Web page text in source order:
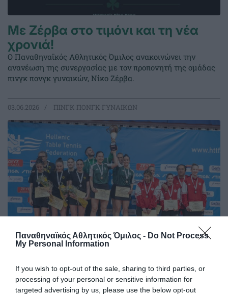
Παναθηναϊκός Αθλητικός Όμιλος - Do Not Process
My Personal Information
If you wish to opt-out of the sale, sharing to third parties, or
processing of your personal or sensitive information for
targeted advertising by us, please use the below opt-out
Με Ζέρβα στο τιμόνι και τη νέα
χρονιά!
Ο Παναθηναϊκός Αθλητικός Όμιλος ανακοινώνει την
ανανέωση της συνεργασίας με τον προπονητή της ομάδας
πινγκ πονγκ γυναικών, Νίκο Ζέρβα.
03.06.2026 ΠΙΝΓΚ ΠΟΝΓΚ ΓΥΝΑΙΚΩΝ
Το σήκωσε στο ΣΕΦ!
Σήμερα στέφθηκε και τυπικά πρωταθλητής ο
Παναθηναϊκός στο πρωτάθλημα πινγκ πονγκ γυναικών στο